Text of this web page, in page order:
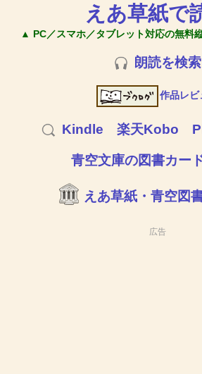
えあ草紙で
▲ PC／スマホ／タブレット対応の無料
朗読を検索
作品レビ
Kindle 楽天Kobo
青空文庫の図書カー
えあ草紙・青空図
広告